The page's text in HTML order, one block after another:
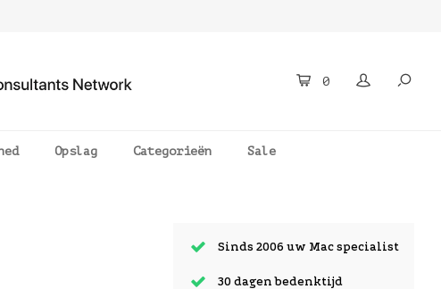
0
Opslag Categorieën Sale
Sinds 2006 uw Mac specialist
30 dagen bedenktijd